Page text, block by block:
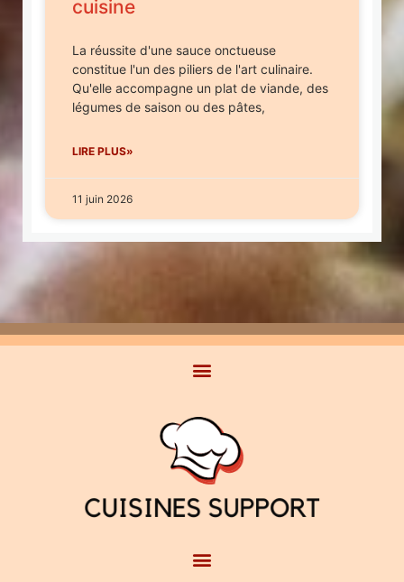
cuisine
La réussite d'une sauce onctueuse
constitue l'un des piliers de l'art culinaire.
Qu'elle accompagne un plat de viande, des
légumes de saison ou des pâtes,
LIRE PLUS»
11 juin 2026